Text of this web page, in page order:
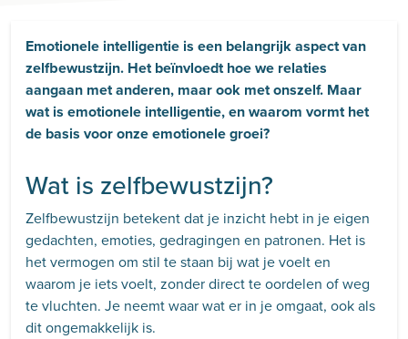
Emotionele intelligentie is een belangrijk aspect van
zelfbewustzijn. Het beïnvloedt hoe we relaties
aangaan met anderen, maar ook met onszelf. Maar
wat is emotionele intelligentie, en waarom vormt het
de basis voor onze emotionele groei?
Wat is zelfbewustzijn?
Zelfbewustzijn betekent dat je inzicht hebt in je eigen
gedachten, emoties, gedragingen en patronen. Het is
het vermogen om stil te staan bij wat je voelt en
waarom je iets voelt, zonder direct te oordelen of weg
te vluchten. Je neemt waar wat er in je omgaat, ook als
dit ongemakkelijk is.